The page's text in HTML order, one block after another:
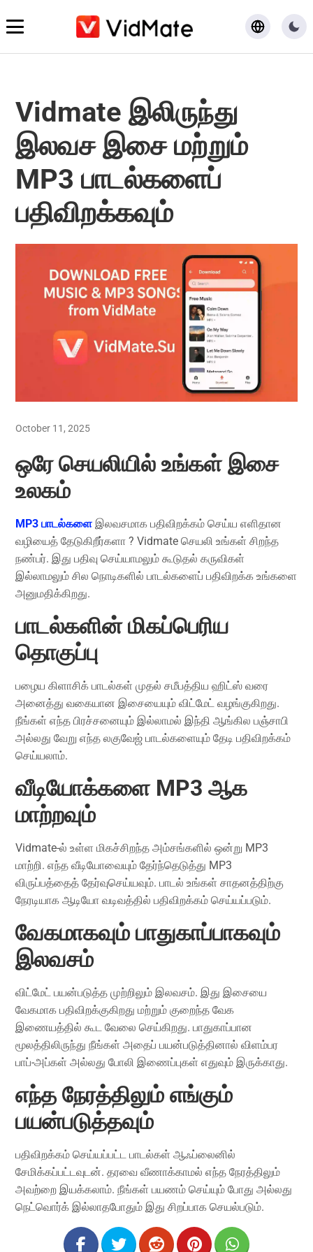
பதிவிறக்கம்
வலைப்பதிவு
Vidmate இலிருந்து
இலவச இசை மற்றும்
MP3 பாடல்களைப்
பதிவிறக்கவும்
October 11, 2025
ஒரே செயலியில் உங்கள் இசை
உலகம்
MP3 பாடல்களை இலவசமாக பதிவிறக்கம் செய்ய எளிதான
வழியைத் தேடுகிறீர்களா? Vidmate செயலி உங்கள் சிறந்த
நண்பர். இது பதிவு செய்யாமலும் கூடுதல் கருவிகள்
இல்லாமலும் சில நொடிகளில் பாடல்களைப் பதிவிறக்க உங்களை
அனுமதிக்கிறது.
பாடல்களின் மிகப்பெரிய
தொகுப்பு
பழைய கிளாசிக் பாடல்கள் முதல் சமீபத்திய ஹிட்ஸ் வரை
அனைத்து வகையான இசையையும் விட்மேட் வழங்குகிறது.
நீங்கள் எந்த பிரச்சனையும் இல்லாமல் இந்தி ஆங்கில பஞ்சாபி
அல்லது வேறு எந்த லகுவேஜ் பாடல்களையும் தேடி பதிவிறக்கம்
செய்யலாம்.
வீடியோக்களை MP3 ஆக
மாற்றவும்
Vidmate-ல் உள்ள மிகச்சிறந்த அம்சங்களில் ஒன்று MP3
மாற்றி. எந்த வீடியோவையும் தேர்ந்தெடுத்து MP3
விருப்பத்தைத் தேர்வுசெய்யவும். பாடல் உங்கள் சாதனத்திற்கு
நேரடியாக ஆடியோ வடிவத்தில் பதிவிறக்கம் செய்யப்படும்.
வேகமாகவும் பாதுகாப்பாகவும்
இலவசம்
விட்மேட் பயன்படுத்த முற்றிலும் இலவசம். இது இசையை
வேகமாக பதிவிறக்குகிறது மற்றும் குறைந்த வேக
இணையத்தில் கூட வேலை செய்கிறது. பாதுகாப்பான
மூலத்திலிருந்து நீங்கள் அதைப் பயன்படுத்தினால் விளம்பர
பாப்-அப்கள் அல்லது போலி இணைப்புகள் எதுவும் இருக்காது.
எந்த நேரத்திலும் எங்கும்
பயன்படுத்தவும்
பதிவிறக்கம் செய்யப்பட்ட பாடல்கள் ஆஃப்லைனில்
சேமிக்கப்பட்டவுடன். தரவை வீணாக்காமல் எந்த நேரத்திலும்
அவற்றை இயக்கலாம். நீங்கள் பயணம் செய்யும் போது அல்லது
நெட்வொர்க் இல்லாதபோதும் இது சிறப்பாக செயல்படும்.